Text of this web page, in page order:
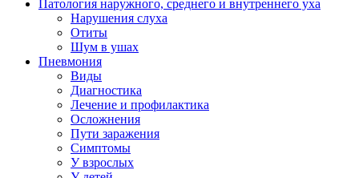
Патология наружного, среднего и внутреннего уха
Нарушения слуха
Отиты
Шум в ушах
Пневмония
Виды
Диагностика
Лечение и профилактика
Осложнения
Пути заражения
Симптомы
У взрослых